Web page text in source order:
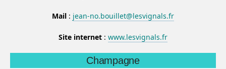
Mail : jean-no.bouillet@lesvignals.fr
Site internet : www.lesvignals.fr
Champagne